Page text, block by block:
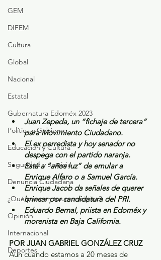
GEM
DIFEM
Cultura
Global
Nacional
Estatal
Gubernatura Edoméx 2023
Política y Gobierno
Educación y Cultura
Seguridad y Justicia
Denuncia Ciudadana
¿Qué pasa en tus municipios?
Opinión
Internacional
Deportes
Juan Zepeda, un “fichaje de tercera”
para Movimiento Ciudadano.
El ex perredista y hoy senador no
despega con el partido naranja.
Está a “años luz” de emular a
Enrique Alfaro o a Samuel García.
Enrique Jacob da señales de querer
brincar por candidatura del PRI.
Eduardo Bernal, priista en Edoméx y
morenista en Baja California.
POR JUAN GABRIEL GONZÁLEZ CRUZ
Aun cuando estamos a 20 meses de